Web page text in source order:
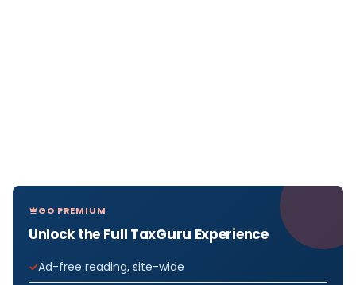
GO PREMIUM
Unlock the Full TaxGuru Experience
Ad-free reading, site-wide